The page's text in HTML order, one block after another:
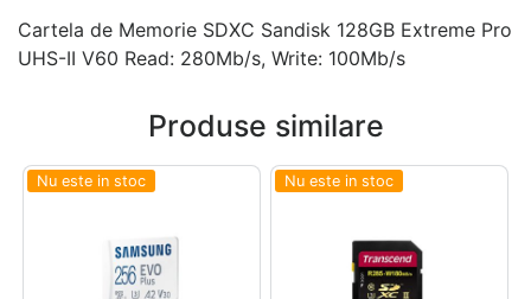
Cartela de Memorie SDXC Sandisk 128GB Extreme Pro
UHS-II V60 Read: 280Mb/s, Write: 100Mb/s
Produse similare
Nu este in stoc Nu este in stoc